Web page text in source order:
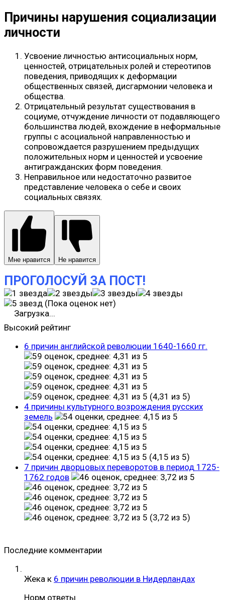
Причины нарушения социализации
личности
Усвоение личностью антисоциальных норм,
ценностей, отрицательных ролей и стереотипов
поведения, приводящих к деформации
общественных связей, дисгармонии человека и
общества.
Отрицательный результат существования в
социуме, отчуждение личности от подавляющего
большинства людей, вхождение в неформальные
группы с асоциальной направленностью и
сопровождается разрушением предыдущих
положительных норм и ценностей и усвоение
антигражданских форм поведения.
Неправильное или недостаточно развитое
представление человека о себе и своих
социальных связях.
Мне нравится Не нравится
ПРОГОЛОСУЙ ЗА ПОСТ!
(Пока оценок нет)
Загрузка...
Высокий рейтинг
6 причин английской революции 1640-1660 гг.
(4,31 из 5)
4 причины культурного возрождения русских
земель
(4,15 из 5)
7 причин дворцовых переворотов в период 1725-
1762 годов
(3,72 из 5)
Последние комментарии
Жека к 6 причин революции в Нидерландах
Норм ответы